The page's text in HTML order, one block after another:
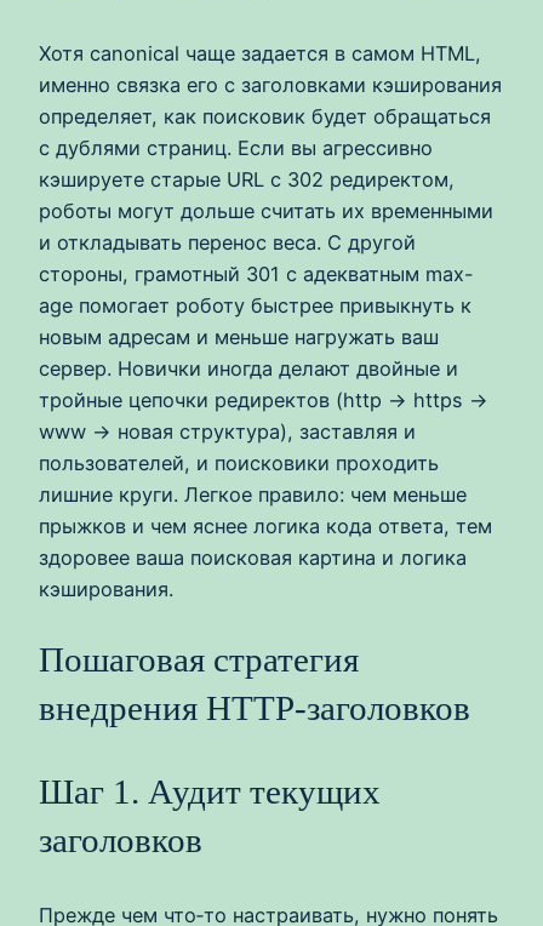
Хотя canonical чаще задается в самом HTML,
именно связка его с заголовками кэширования
определяет, как поисковик будет обращаться
с дублями страниц. Если вы агрессивно
кэшируете старые URL с 302 редиректом,
роботы могут дольше считать их временными
и откладывать перенос веса. С другой
стороны, грамотный 301 с адекватным max-
age помогает роботу быстрее привыкнуть к
новым адресам и меньше нагружать ваш
сервер. Новички иногда делают двойные и
тройные цепочки редиректов (http → https →
www → новая структура), заставляя и
пользователей, и поисковики проходить
лишние круги. Легкое правило: чем меньше
прыжков и чем яснее логика кода ответа, тем
здоровее ваша поисковая картина и логика
кэширования.
Пошаговая стратегия
внедрения HTTP-заголовков
Шаг 1. Аудит текущих
заголовков
Прежде чем что‑то настраивать, нужно понять